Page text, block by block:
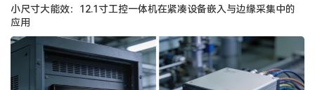
小尺寸大能效：12.1寸工控一体机在紧凑设备嵌入与边缘采集中的
应用